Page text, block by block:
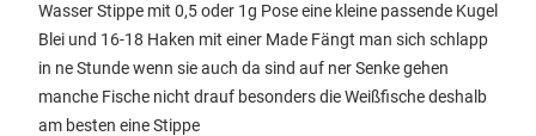
Wasser Stippe mit 0,5 oder 1g Pose eine kleine passende Kugel
Blei und 16-18 Haken mit einer Made Fängt man sich schlapp
in ne Stunde wenn sie auch da sind auf ner Senke gehen
manche Fische nicht drauf besonders die Weißfische deshalb
am besten eine Stippe